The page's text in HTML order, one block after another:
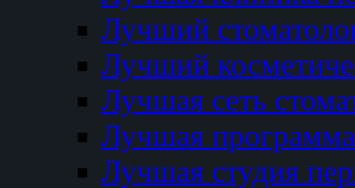
Лучший
Лучший
Лучшая сеть
Лучшая программа
Лучшая студия